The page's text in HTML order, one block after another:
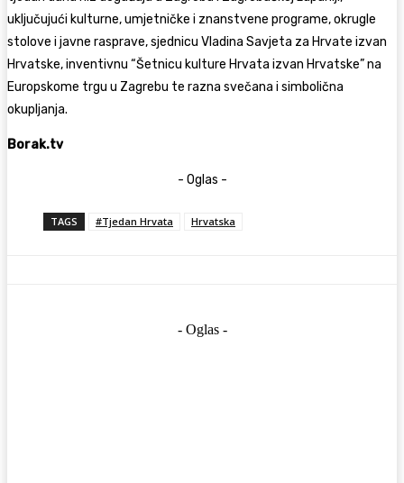
uključujući kulturne, umjetničke i znanstvene programe, okrugle
stolove i javne rasprave, sjednicu Vladina Savjeta za Hrvate izvan
Hrvatske, inventivnu “Šetnicu kulture Hrvata izvan Hrvatske” na
Europskome trgu u Zagrebu te razna svečana i simbolična
okupljanja.
Borak.tv
- Oglas -
TAGS #Tjedan Hrvata Hrvatska
- Oglas -